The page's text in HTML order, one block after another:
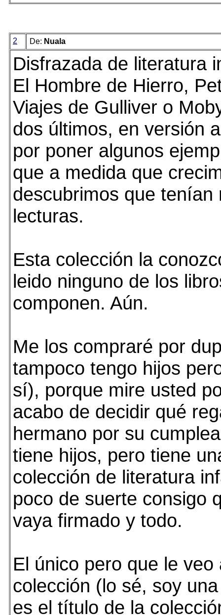
2 De: Nuala
Disfrazada de literatura
El Hombre de Hierro,
Viajes de Gulliver o
dos últimos, en versión
por poner algunos
que a medida que
descubrimos que tenían
lecturas.
Esta colección la
leido ninguno de los
componen. Aún.
Me los compraré por
tampoco tengo hijos
sí), porque mire usted
acabo de decidir qué
hermano por su
tiene hijos, pero tiene
colección de literatura
poco de suerte consigo
vaya firmado y todo.
El único pero que le veo
colección (lo sé, soy
es el título de la